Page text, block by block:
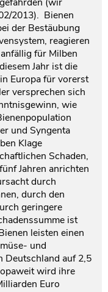
2013). Bienen
der Bestäubung
reagieren
für Milben
Jahr ist die
Europa für vorerst
versprechen sich
wie
und Syngenta
Klage
Schaden,
Jahren anrichten
durch
durch den
geringere
ist
leisten einen
und
Deutschland auf 2,5
wird ihre
Euro